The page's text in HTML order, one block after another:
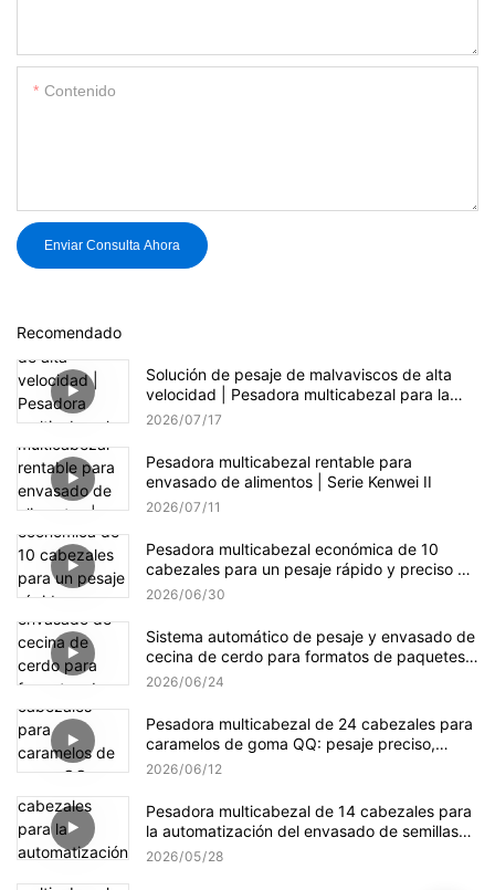
Contenido
Enviar Consulta Ahora
Recomendado
Solución de pesaje de malvaviscos de alta
velocidad | Pesadora multicabezal para la
producción de dulces
2026 07 17
Pesadora multicabezal rentable para
envasado de alimentos | Serie Kenwei II
2026 07 11
Pesadora multicabezal económica de 10
cabezales para un pesaje rápido y preciso de
gránulos.
2026 06 30
Sistema automático de pesaje y envasado de
cecina de cerdo para formatos de paquetes
pequeños y a granel.
2026 06 24
Pesadora multicabezal de 24 cabezales para
caramelos de goma QQ: pesaje preciso,
suave y eficiente.
2026 06 12
Pesadora multicabezal de 14 cabezales para
la automatización del envasado de semillas
de girasol
2026 05 28